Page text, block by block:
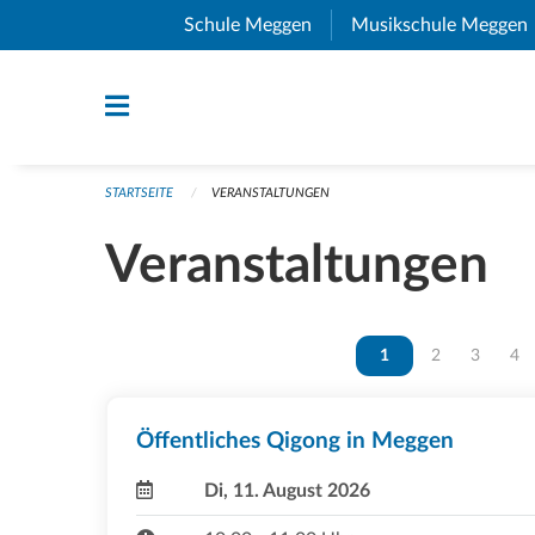
Navigation überspringen
Schule Meggen (External Link)
Musikschule Meggen
STARTSEITE VERANSTALTUNGEN
Veranstaltungen
Vous êtes sur la page
1 Vous êtes sur
2 Vous
3 4
Öffentliches Qigong in Meggen
Di, 11. August 2026